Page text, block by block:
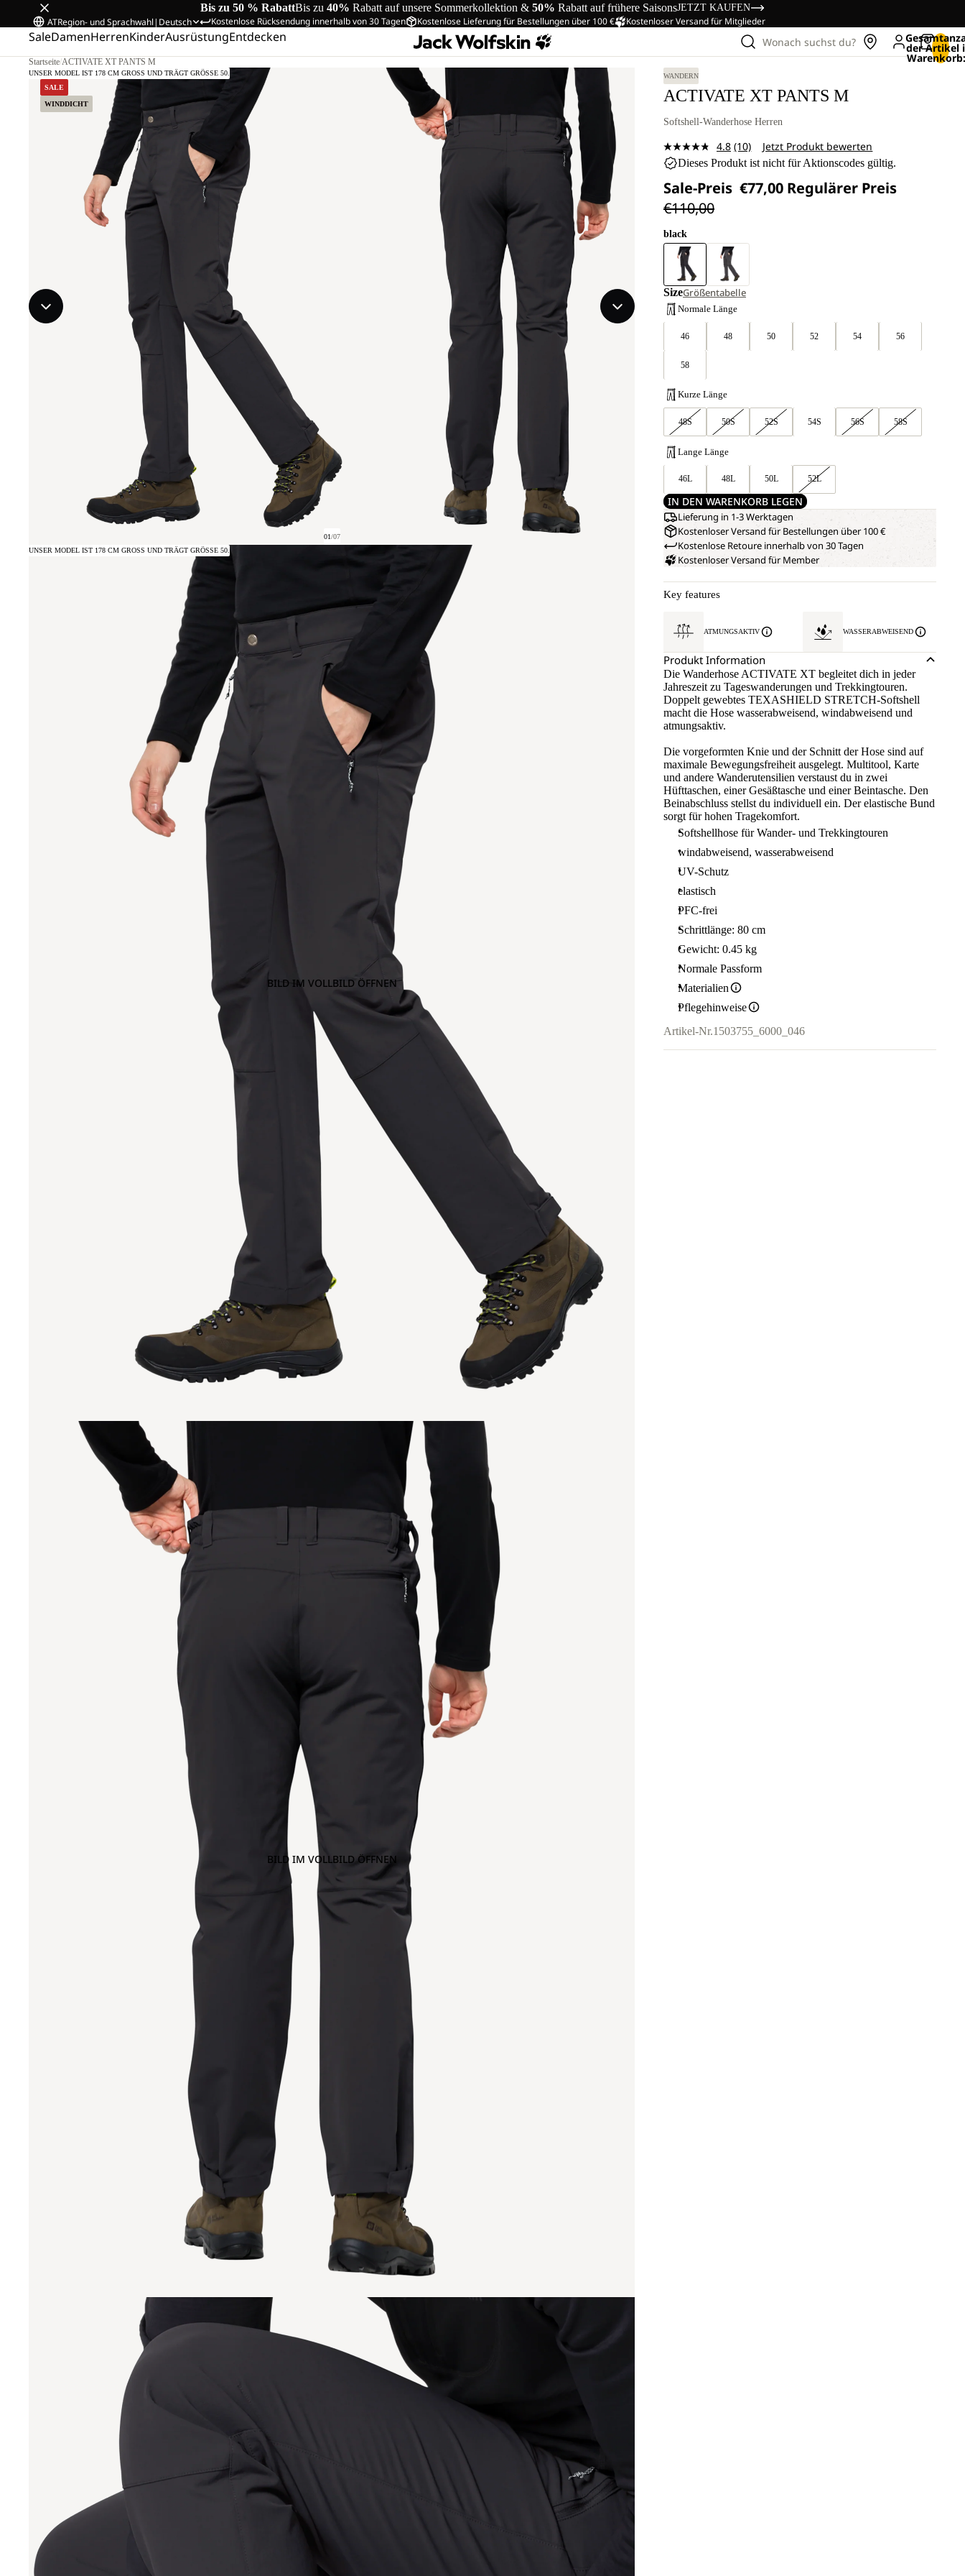
Bis zu 50 % RabattBis zu 40% Rabatt auf unsere Sommerkollektion & 50% Rabatt auf frühere SaisonsJETZT KAUFEN
Kostenlose Rücksendung innerhalb von 30 Tagen Kostenlose Lieferung für Bestellungen über 100 € Kostenloser Versand für Mitglieder
ATRegion- und Sprachwahl| Deutsch
SaleDamenHerrenKinderAusrüstungEntdecken Wonach suchst du? der Artikel
Startseite/ACTIVATE XT PANTS M
SALE
WINDDICHT
UNSER MODEL IST 178 CM GROSS UND TRÄGT GRÖSSE 50.
01/07
BILD IM VOLLBILD ÖFFNEN
UNSER MODEL IST 178 CM GROSS UND TRÄGT GRÖSSE 50.
BILD IM VOLLBILD ÖFFNEN
WANDERN
ACTIVATE XT PANTS M
Softshell-Wanderhose Herren
4.8 10
Bewertungen
Link
auf
(10) Jetzt Produkt bewerten
Dieses Produkt ist nicht für Aktionscodes gültig.
Sale-Preis €77,00 Regulärer Preis
€110,00
black
SizeGrößentabelle
Normale Länge
46 48 50 52 54 56
58
Kurze Länge
48S 50S 52S 54S 56S 58S
Lange Länge
46L 48L 50L 52L
IN DEN WARENKORB LEGEN
Lieferung in 1-3 Werktagen
Kostenloser Versand für Bestellungen über 100 €
Kostenlose Retoure innerhalb von 30 Tagen
Kostenloser Versand für Member
Key features
ATMUNGSAKTIV WASSERABWEISEND
Produkt Information
Die Wanderhose ACTIVATE XT begleitet dich in jeder
Jahreszeit zu Tageswanderungen und Trekkingtouren.
Doppelt gewebtes TEXASHIELD STRETCH-Softshell
macht die Hose wasserabweisend, windabweisend und
atmungsaktiv.
Die vorgeformten Knie und der Schnitt der Hose sind auf
maximale Bewegungsfreiheit ausgelegt. Multitool, Karte
und andere Wanderutensilien verstaust du in zwei
Hüfttaschen, einer Gesäßtasche und einer Beintasche. Den
Beinabschluss stellst du individuell ein. Der elastische Bund
sorgt für hohen Tragekomfort.
Softshellhose für Wander- und Trekkingtouren
windabweisend, wasserabweisend
UV-Schutz
elastisch
PFC-frei
Schrittlänge: 80 cm
Gewicht: 0.45 kg
Normale Passform
Materialien
Pflegehinweise
Artikel-Nr.1503755_6000_046